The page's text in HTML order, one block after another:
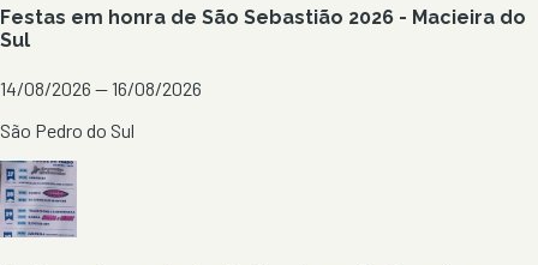
Festas em honra de São Sebastião 2026 - Macieira do
Sul
14/08/2026 — 16/08/2026
São Pedro do Sul